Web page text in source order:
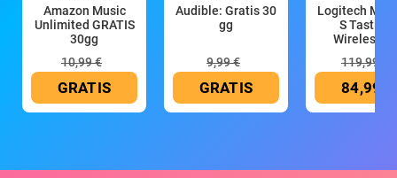
Amazon Music
Unlimited GRATIS
30gg
10,99 €
GRATIS
Audible: Gratis 30
gg
9,99 €
GRATIS
Logitech MX
S Tastiera
Wireless
119,99 €
84,99 €